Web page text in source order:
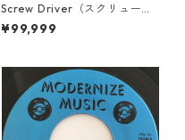
Screw Driver（スクリュード
ライバー） - Computer Rule
【7'】
¥99,999